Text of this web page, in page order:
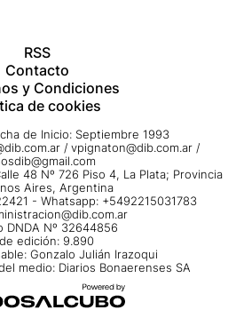
RSS
Contacto
y Condiciones
de cookies
de Inicio: Septiembre 1993
/ vpignaton@dib.com.ar /
48 Nº 726 Piso 4, La Plata; Provincia
Aires, Argentina
- Whatsapp: +5492215031783
DNDA Nº 32644856
edición: 9.890
Gonzalo Julián Irazoqui
medio: Diarios Bonaerenses SA